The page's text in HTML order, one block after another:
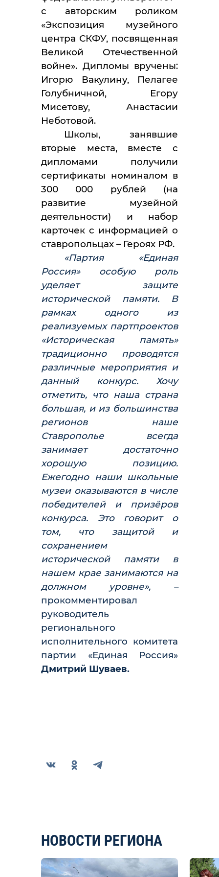
с авторским роликом
«Экспозиция музейного
центра СКФУ, посвященная
Великой Отечественной
войне». Дипломы вручены:
Игорю Вакулину, Пелагее
Голубничной, Егору
Мисетову, Анастасии
Неботовой.
Школы, занявшие
вторые места, вместе с
дипломами получили
сертификаты номиналом в
300 000 рублей (на
развитие музейной
деятельности) и набор
карточек с информацией о
ставропольцах – Героях РФ.
«Партия «Единая
Россия» особую роль
уделяет защите
исторической памяти. В
рамках одного из
реализуемых партпроектов
«Историческая память»
традиционно проводятся
различные мероприятия и
данный конкурс. Хочу
отметить, что наша страна
большая, и из большинства
регионов наше
Ставрополье всегда
занимает достаточно
хорошую позицию.
Ежегодно наши школьные
музеи оказываются в числе
победителей и призёров
конкурса. Это говорит о
том, что защитой и
сохранением
исторической памяти в
нашем крае занимаются на
должном уровне», –
прокомментировал
руководитель
регионального
исполнительного комитета
партии «Единая Россия»
Дмитрий Шуваев.
НОВОСТИ РЕГИОНА